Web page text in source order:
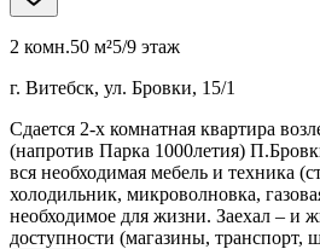
2 комн.50 м²5/9 этаж
г. Витебск, ул. Бровки, 15/1
Сдается 2-х комнатная квартира
(напротив Парка 1000летия)
вся необходимая мебель и техника
холодильник, микроволновка,
необходимое для жизни. Заехал – и
доступности (магазины, транспорт,